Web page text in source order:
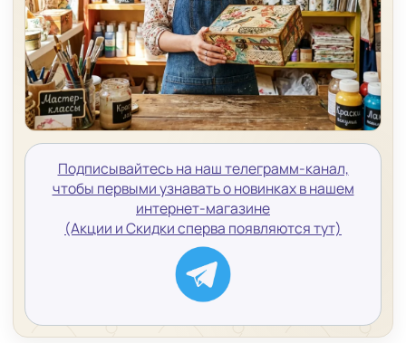
Подписывайтесь на наш телеграмм-канал,
чтобы первыми узнавать о новинках в нашем
интернет-магазине
(Акции и Скидки сперва появляются тут)